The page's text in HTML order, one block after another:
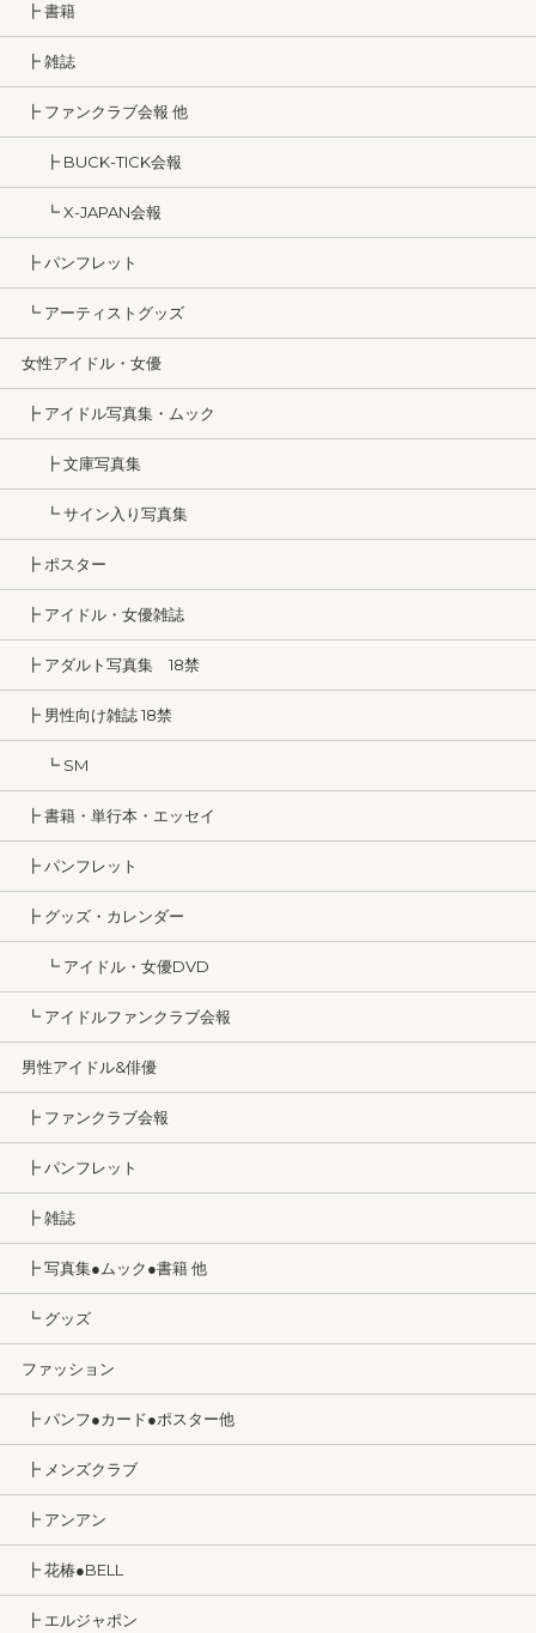
┣ 書籍
┣ 雑誌
┣ ファンクラブ会報 他
┣ BUCK-TICK会報
┗ X-JAPAN会報
┣ パンフレット
┗ アーティストグッズ
女性アイドル・女優
┣ アイドル写真集・ムック
┣ 文庫写真集
┗ サイン入り写真集
┣ ポスター
┣ アイドル・女優雑誌
┣ アダルト写真集 18禁
┣ 男性向け雑誌 18禁
┗ SM
┣ 書籍・単行本・エッセイ
┣ パンフレット
┣ グッズ・カレンダー
┗ アイドル・女優DVD
┗ アイドルファンクラブ会報
男性アイドル&俳優
┣ ファンクラブ会報
┣ パンフレット
┣ 雑誌
┣ 写真集●ムック●書籍 他
┗ グッズ
ファッション
┣ パンフ●カード●ポスター他
┣ メンズクラブ
┣ アンアン
┣ 花椿●BELL
┣ エルジャポン